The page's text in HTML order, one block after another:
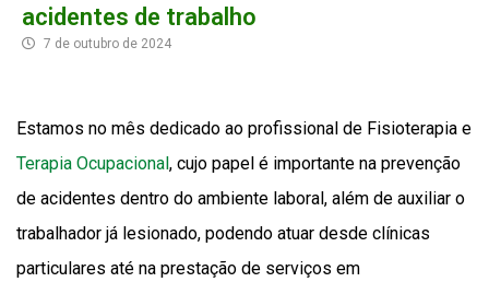
acidentes de trabalho
7 de outubro de 2024
Estamos no mês dedicado ao profissional de Fisioterapia e
Terapia Ocupacional, cujo papel é importante na prevenção
de acidentes dentro do ambiente laboral, além de auxiliar o
trabalhador já lesionado, podendo atuar desde clínicas
particulares até na prestação de serviços em